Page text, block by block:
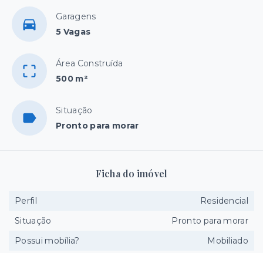
Garagens
5 Vagas
Área Construída
500 m²
Situação
Pronto para morar
Ficha do imóvel
Perfil
Residencial
Situação
Pronto para morar
Possui mobília?
Mobiliado